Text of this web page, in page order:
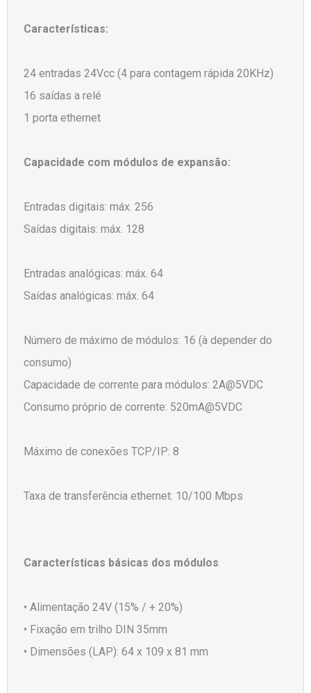
Características:
24 entradas 24Vcc (4 para contagem rápida 20KHz)
16 saídas a relé
1 porta ethernet
Capacidade com módulos de expansão:
Entradas digitais: máx. 256
Saídas digitais: máx. 128
Entradas analógicas: máx. 64
Saídas analógicas: máx. 64
Número de máximo de módulos: 16 (à depender do
consumo)
Capacidade de corrente para módulos: 2A@5VDC
Consumo próprio de corrente: 520mA@5VDC
Máximo de conexões TCP/IP: 8
Taxa de transferência ethernet: 10/100 Mbps
Características básicas dos módulos
• Alimentação 24V (15% / + 20%)
• Fixação em trilho DIN 35mm
• Dimensões (LAP): 64 x 109 x 81 mm